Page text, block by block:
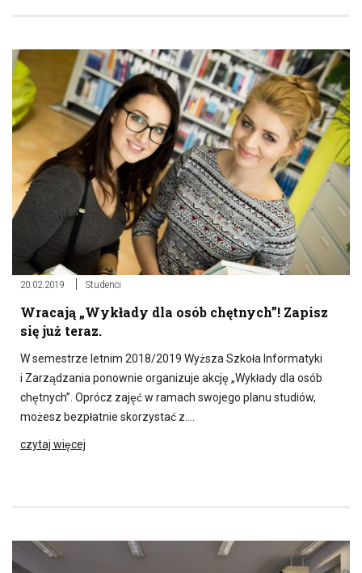
20.02.2019 Studenci
Wracają „Wykłady dla osób chętnych”! Zapisz
się już teraz.
W semestrze letnim 2018/2019 Wyższa Szkoła Informatyki
i Zarządzania ponownie organizuje akcję „Wykłady dla osób
chętnych”. Oprócz zajęć w ramach swojego planu studiów,
możesz bezpłatnie skorzystać z….
czytaj więcej